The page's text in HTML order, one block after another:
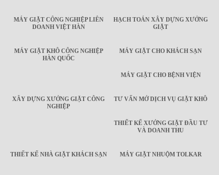
MÁY GIẶT CÔNG NGHIỆP LIÊN
DOANH VIỆT HÀN
HẠCH TOÁN XÂY DỰNG XƯỞNG
GIẶT
MÁY GIẶT KHÔ CÔNG NGHIỆP
HÀN QUỐC
MÁY GIẶT CHO KHÁCH SẠN
MÁY GIẶT CHO BỆNH VIỆN
XÂY DỰNG XƯỞNG GIẶT CÔNG
NGHIỆP
TƯ VẤN MỞ DỊCH VỤ GIẶT KHÔ
THIẾT KẾ XƯỞNG GIẶT ĐẦU TƯ
VÀ DOANH THU
THIẾT KẾ NHÀ GIẶT KHÁCH SẠN MÁY GIẶT NHUỘM TOLKAR